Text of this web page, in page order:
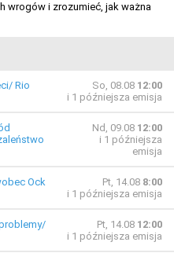
wrogów i zrozumieć, jak ważna
Rio
So, 08.08 12:00
i 1 późniejsza emisja
Nd, 09.08 12:00
i 1 późniejsza
emisja
Ock
Pt, 14.08 8:00
i 1 późniejsza emisja
Pt, 14.08 12:00
i 1 późniejsza emisja